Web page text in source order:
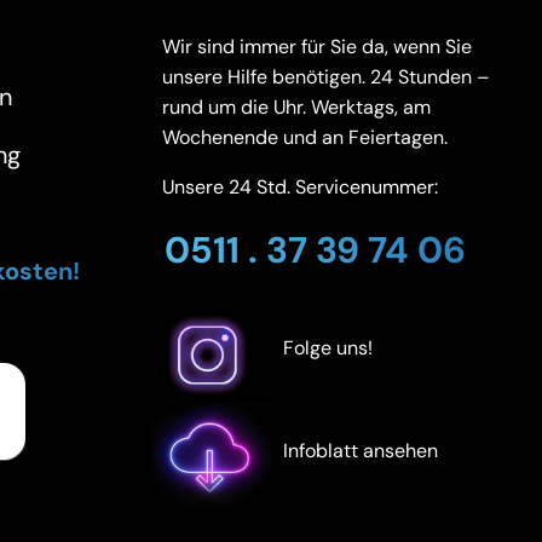
Wir sind immer für Sie da, wenn Sie
unsere Hilfe benötigen. 24 Stunden –
rund um die Uhr. Werktags, am
Wochenende und an Feiertagen.
Unsere 24 Std. Servicenummer:
0511 . 37 39 74 06
Folge uns!
Infoblatt ansehen